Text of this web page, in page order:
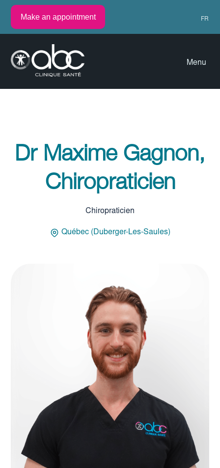
Make an appointment FR
Menu
Dr Maxime Gagnon,
Chiropraticien
Chiropraticien
Québec (Duberger-Les-Saules)